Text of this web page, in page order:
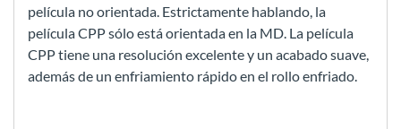
película no orientada. Estrictamente hablando, la
película CPP sólo está orientada en la MD. La película
CPP tiene una resolución excelente y un acabado suave,
además de un enfriamiento rápido en el rollo enfriado.